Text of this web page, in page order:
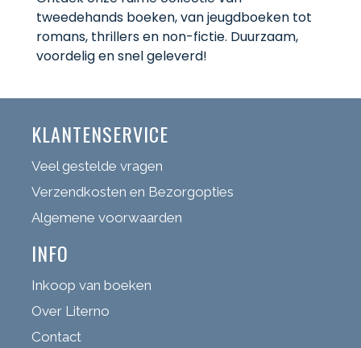
tweedehands boeken, van jeugdboeken tot
romans, thrillers en non-fictie. Duurzaam,
voordelig en snel geleverd!
KLANTENSERVICE
Veel gestelde vragen
Verzendkosten en Bezorgopties
Algemene voorwaarden
INFO
Inkoop van boeken
Over Literno
Contact